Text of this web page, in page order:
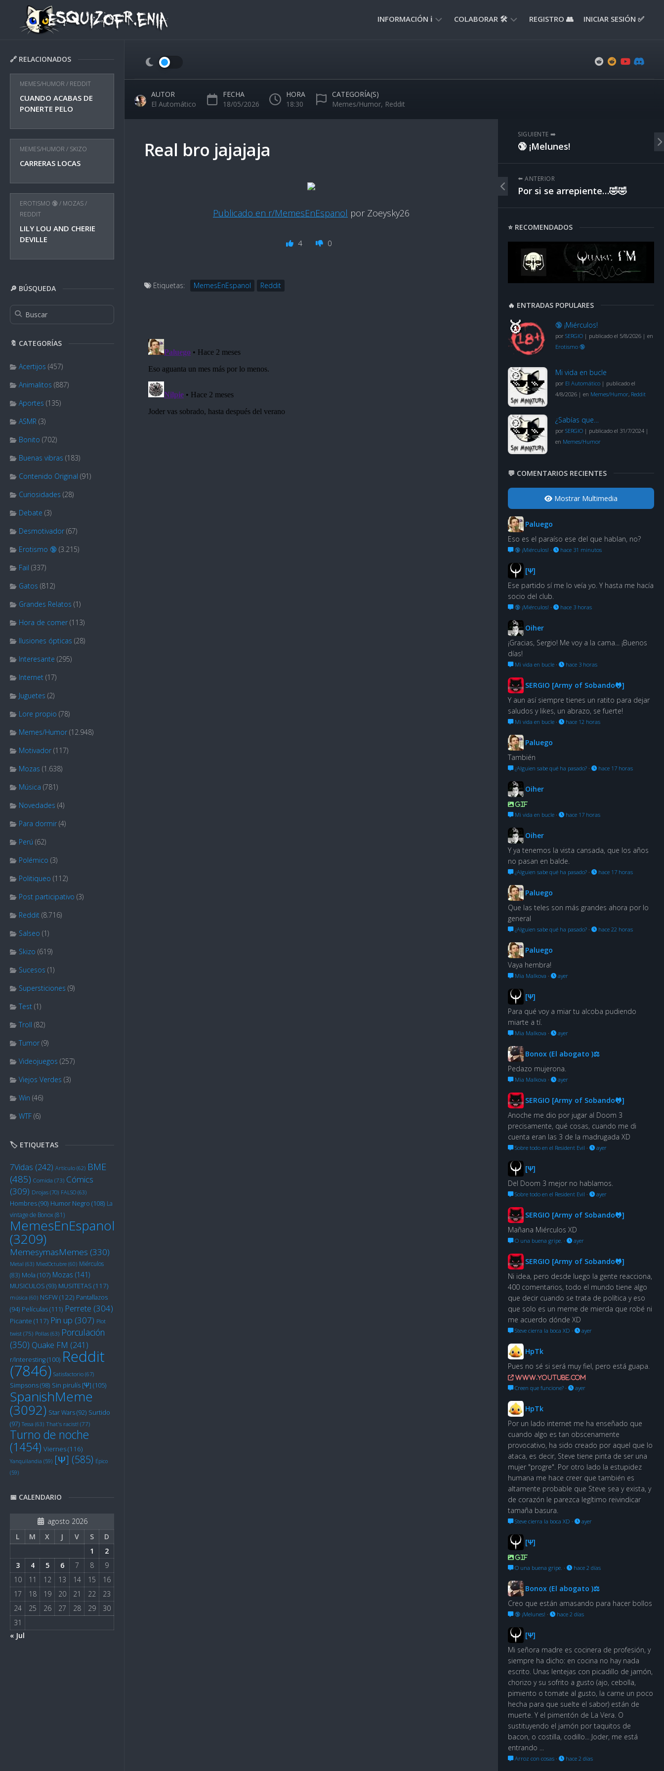
content
INFORMACIÓN ℹ️
NORMAS
USO
🚸
COLABORAR 🛠️ REGISTRO 👥 INICIAR SESIÓN ✅
🔗 RELACIONADOS
MEMES/HUMOR / REDDIT
CUANDO ACABAS DE
PONERTE PELO
MEMES/HUMOR / SKIZO
CARRERAS LOCAS
EROTISMO 🔞/ MOZAS/
REDDIT
LILY LOU AND CHERIE
DEVILLE
🔎 BÚSQUEDA
🔖 CATEGORÍAS
Acertijos (457)
Animalitos (887)
Aportes (135)
ASMR (3)
Bonito (702)
Buenas vibras (183)
Contenido Original (91)
Curiosidades (28)
Debate (3)
Desmotivador (67)
Erotismo 🔞 (3.215)
Fail (337)
Gatos (812)
Grandes Relatos (1)
Hora de comer (113)
Ilusiones ópticas (28)
Interesante (295)
Internet (17)
Juguetes (2)
Lore propio (78)
Memes/Humor (12.948)
Motivador (117)
Mozas (1.638)
Música (781)
Novedades (4)
Para dormir (4)
Perú (62)
Polémico (3)
Politiqueo (112)
Post participativo (3)
Reddit (8.716)
Salseo (1)
Skizo (619)
Sucesos (1)
Supersticiones (9)
Test (1)
Troll (82)
Tumor (9)
Videojuegos (257)
Viejos Verdes (3)
Win (46)
WTF (6)
🏷️ ETIQUETAS
7Vidas (242) Artículo (62) BME
(485) Comida (73) Cómics
(309) Drojas (70) FALSO (63)
Hombres(90) Humor Negro (108) La
vintage de Bonox(81)
MemesEnEspanol
(3209)
MemesymasMemes (330)
Metal (63) MiedOctubre (60) Miérculos
(83) Mola (107) Mozas (141)
MUSICULOS (93) MUSITETAS (117)
música (60) NSFW(122) Pantallazos
(94) Películas(111) Perrete (304)
Picante (117) Pin up (307) Plot
twist (75) Pollas (63) Porculación
(350) Quake FM (241)
r/Interesting(100) Reddit
(7846) Satisfactorio (67)
Simpsons(98) Sin pirulís [Ψ] (105)
SpanishMeme
(3092) Star Wars(92) Surtido
(97) Tessa (63) That's racist! (77)
Turno de noche
(1454) Viernes(116)
Yanquilandia (59) [Ψ] (585) Épico
(59)
📅 CALENDARIO
agosto 2026
L
M X J V S
D
1
2
3
4 5 6 7 8
9
10
11 12 13 14 15
16
17
18 19 20 21 22
23
24
25 26 27 28 29
30
31
« Jul
AUTOR
El Automático
FECHA
18/05/2026
HORA
18:30
CATEGORÍA(S)
Memes/Humor, Reddit
Real bro jajajaja
Publicado en r/MemesEnEspanol por Zoeysky26
4 0
Etiquetas: MemesEnEspanol Reddit
SIGUIENTE ➡️
🔞 ¡Melunes!
⬅️ ANTERIOR
Por si se arrepiente…🤣🤣
⭐ RECOMENDADOS
🔥 ENTRADAS POPULARES
🔞 ¡Miérculos!
por SERGIO | publicado el 5/8/2026 | en
Erotismo 🔞
Mi vida en bucle
por El Automático | publicado el
4/8/2026 | en Memes/Humor, Reddit
¿Sabías que…
por SERGIO | publicado el 31/7/2024 |
en Memes/Humor
💬 COMENTARIOS RECIENTES
Mostrar Multimedia
Paluego
Eso es el paraíso ese del que hablan, no?
🔞 ¡Miérculos! · hace 31 minutos
[Ψ]
Ese partido sí me lo veía yo. Y hasta me hacía
socio del club.
🔞 ¡Miérculos! · hace 3 horas
Oiher
¡Gracias, Sergio! Me voy a la cama... ¡Buenos
días!
Mi vida en bucle · hace 3 horas
SERGIO [Army of Sobando🐸]
Y aun así siempre tienes un ratito para dejar
saludos y likes, un abrazo, se fuerte!
Mi vida en bucle · hace 12 horas
Paluego
También
¿Alguien sabe qué ha pasado? · hace 17 horas
Oiher
GIF
Mi vida en bucle · hace 17 horas
Oiher
Y ya tenemos la vista cansada, que los años
no pasan en balde.
¿Alguien sabe qué ha pasado? · hace 17 horas
Paluego
Que las teles son más grandes ahora por lo
general
¿Alguien sabe qué ha pasado? · hace 22 horas
Paluego
Vaya hembra!
Mia Malkova · ayer
[Ψ]
Para qué voy a miar tu alcoba pudiendo
miarte a tí.
Mia Malkova · ayer
Bonox (El abogato )⚖
Pedazo mujerona.
Mia Malkova · ayer
SERGIO [Army of Sobando🐸]
Anoche me dio por jugar al Doom 3
precisamente, qué cosas, cuando me di
cuenta eran las 3 de la madrugada XD
Sobre todo en el Resident Evil · ayer
[Ψ]
Del Doom 3 mejor no hablamos.
Sobre todo en el Resident Evil · ayer
SERGIO [Army of Sobando🐸]
Mañana Miérculos XD
O una buena gripe. · ayer
SERGIO [Army of Sobando🐸]
Ni idea, pero desde luego la gente reacciona,
400 comentarios, todo el mundo tiene algo
que decir cuando se trata de política y eso
que solo es un meme de mierda que robé ni
me acuerdo dónde XD
Steve cierra la boca XD · ayer
HpTk
Pues no sé si será muy fiel, pero está guapa.
www.youtube.com
Creen que funcione? · ayer
HpTk
Por un lado internet me ha enseñado que
cuando algo es tan obscenamente
provocativo, ha sido creado por aquel que lo
ataca, es decir, Steve tiene pinta de ser una
mujer "progre". Por otro lado la estupidez
humana me hace creer que también es
altamente probable que Steve sea y exista, y
de corazón le parezca legítimo reivindicar
tamaña basura.
Steve cierra la boca XD · ayer
[Ψ]
GIF
O una buena gripe. · hace 2 días
Bonox (El abogato )⚖
Creo que están amasando para hacer bollos
🔞 ¡Melunes! · hace 2 días
[Ψ]
Mi señora madre es cocinera de profesión, y
siempre ha dicho: en cocina no hay nada
escrito. Unas lentejas con picadillo de jamón,
chorizo y su sofrito a gusto (ajo, cebolla,
pimiento o tomate al gusto, la carne un poco
hecha para que suelte el sabor) están de
muerte. Y el pimentón de La Vera. O
sustituyendo el jamón por taquitos de
bacon, o costilla, codillo... Joder, me está
entrando ...
Arroz con cosas · hace 2 días